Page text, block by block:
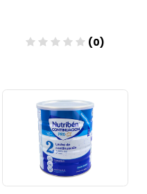
(0)
Añadir